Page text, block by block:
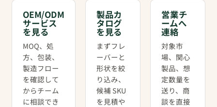
OEM/ODM
サービス
を見る
MOQ、処
方、包装、
製造フロー
を確認して
からチーム
に相談でき
製品カ
タログ
を見る
まずフレ
ーバーと
形状を絞
り込み、
候補 SKU
を見積や
営業チ
ームへ
連絡
対象市
場、関心
製品、想
定数量を
送り、商
談を直接